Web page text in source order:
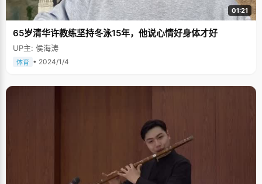
01:21
65岁清华许教练坚持冬泳15年，他说心情好身体才好
UP主: 侯海涛
体育 • 2024/1/4